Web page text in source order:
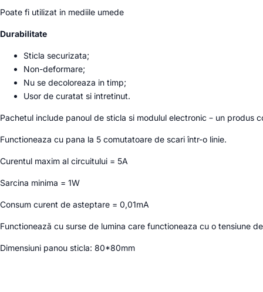
Poate fi utilizat in mediile umede
Durabilitate
Sticla securizata;
Non-deformare;
Nu se decoloreaza in timp;
Usor de curatat si intretinut.
Pachetul include panoul de sticla si modulul electronic – un produs
Functioneaza cu pana la 5 comutatoare de scari într-o linie.
Curentul maxim al circuitului = 5A
Sarcina minima = 1W
Consum curent de asteptare = 0,01mA
Functionează cu surse de lumina care functioneaza cu o tensiune
Dimensiuni panou sticla: 80*80mm